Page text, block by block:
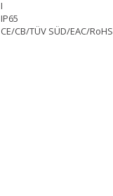
I
IP65
CE/CB/TÜV SÜD/EAC/RoHS